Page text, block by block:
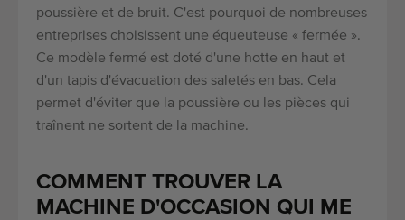
poussière et de bruit. C'est pourquoi de nombreuses
entreprises choisissent une équeuteuse « fermée ».
Ce modèle fermé est doté d'une hotte en haut et
d'un tapis d'évacuation des saletés en bas. Cela
permet d'éviter que la poussière ou les pièces qui
traînent ne sortent de la machine.
COMMENT TROUVER LA
MACHINE D'OCCASION QUI ME